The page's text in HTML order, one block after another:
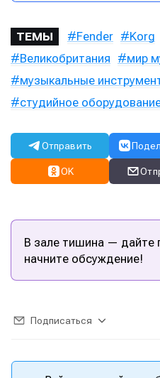
Написание
Написание
ТЕМЫ Fender Korg
Великобритания
мир
музыкальные
студийное
Отправить
OK
В зале тишина — дайте
начните обсуждение!
Подписаться